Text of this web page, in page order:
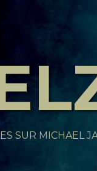
SUR MICHAEL